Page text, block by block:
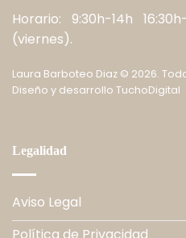
Horario: 9:30h-14h
(viernes).
Laura Barboteo Diaz © 2026.
Diseño y desarrollo TuchoDigital
Legalidad
Aviso Legal